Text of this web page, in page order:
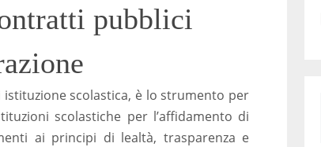
pubblici
scolastica, è lo strumento per
scolastiche per l’affidamento di
ai principi di lealtà, trasparenza e